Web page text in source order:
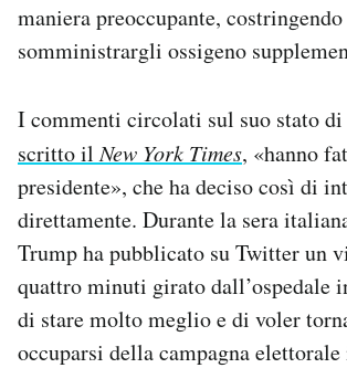
maniera preoccupante,
somministrargli ossigeno
I commenti circolati sul suo stato di
scritto ilNew York Times, «hanno
presidente», che ha deciso così di
direttamente. Durante la sera
Trump ha pubblicato su Twitter un
quattro minuti girato dall’ospedale
di stare molto meglio e di voler
occuparsi della campagna